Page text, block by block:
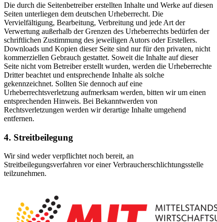
Die durch die Seitenbetreiber erstellten Inhalte und Werke auf diesen
Seiten unterliegen dem deutschen Urheberrecht. Die
Vervielfältigung, Bearbeitung, Verbreitung und jede Art der
Verwertung außerhalb der Grenzen des Urheberrechts bedürfen der
schriftlichen Zustimmung des jeweiligen Autors oder Erstellers.
Downloads und Kopien dieser Seite sind nur für den privaten, nicht
kommerziellen Gebrauch gestattet. Soweit die Inhalte auf dieser
Seite nicht vom Betreiber erstellt wurden, werden die Urheberrechte
Dritter beachtet und entsprechende Inhalte als solche
gekennzeichnet. Sollten Sie dennoch auf eine
Urheberrechtsverletzung aufmerksam werden, bitten wir um einen
entsprechenden Hinweis. Bei Bekanntwerden von
Rechtsverletzungen werden wir derartige Inhalte umgehend
entfernen.
4. Streitbeilegung
Wir sind weder verpflichtet noch bereit, an
Streitbeilegungsverfahren vor einer Verbraucherschlichtungsstelle
teilzunehmen.